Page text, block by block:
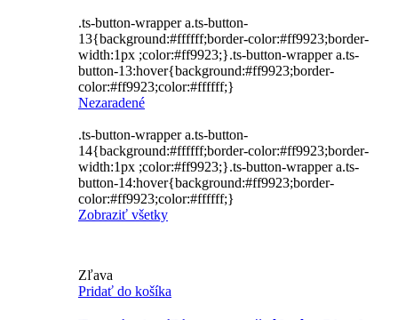
.ts-button-wrapper a.ts-button-
13{background:#ffffff;border-color:#ff9923;border-
width:1px ;color:#ff9923;}.ts-button-wrapper a.ts-
button-13:hover{background:#ff9923;border-
color:#ff9923;color:#ffffff;}
Nezaradené
.ts-button-wrapper a.ts-button-
14{background:#ffffff;border-color:#ff9923;border-
width:1px ;color:#ff9923;}.ts-button-wrapper a.ts-
button-14:hover{background:#ff9923;border-
color:#ff9923;color:#ffffff;}
Zobraziť všetky
Zľava
Pridať do košíka